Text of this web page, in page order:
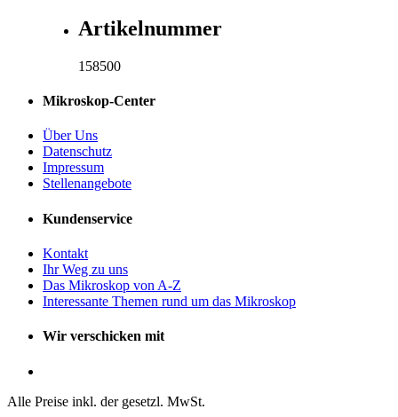
Artikelnummer
158500
Mikroskop-Center
Über Uns
Datenschutz
Impressum
Stellenangebote
Kundenservice
Kontakt
Ihr Weg zu uns
Das Mikroskop von A-Z
Interessante Themen rund um das Mikroskop
Wir verschicken mit
Alle Preise inkl. der gesetzl. MwSt.